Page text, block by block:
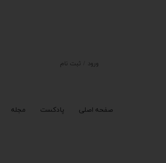
صفحه اصلی پادکست مجله
ورود
ثبت نام
سفارشات